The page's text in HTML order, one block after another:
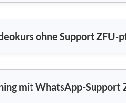
ohne Support ZFU-
mit WhatsApp-Support